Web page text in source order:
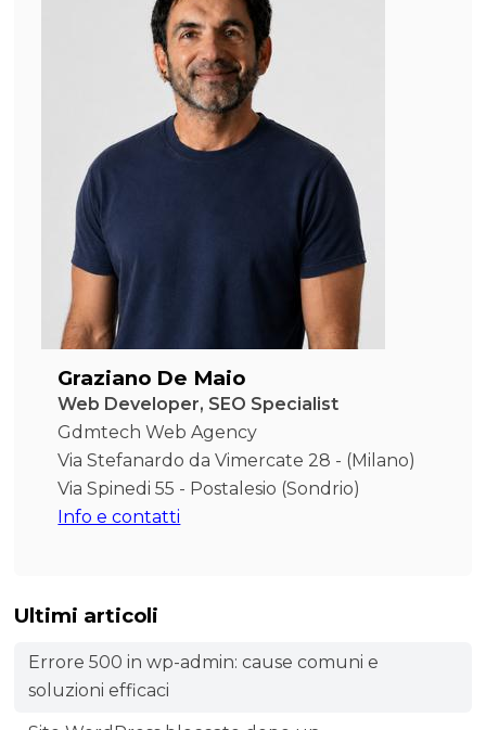
Graziano De Maio
Web Developer, SEO Specialist
Gdmtech Web Agency
Via Stefanardo da Vimercate 28 - (Milano)
Via Spinedi 55 - Postalesio (Sondrio)
Info e contatti
Ultimi articoli
Errore 500 in wp-admin: cause comuni e
soluzioni efficaci